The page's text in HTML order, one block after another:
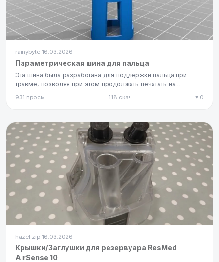
rainybyte·16.03.2026
Параметрическая шина для пальца
Эта шина была разработана для поддержки пальца при
травме, позволяя при этом продолжать печатать на
931 просм. 118 скач. ♥ 0
hazel.zip·16.03.2026
Крышки/Заглушки для резервуара ResMed
AirSense 10